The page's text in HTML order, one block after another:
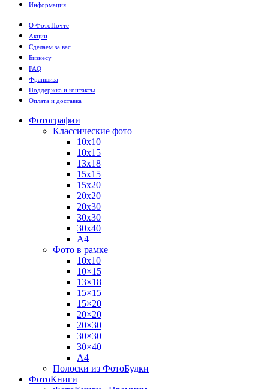
Информация
О ФотоПочте
Акции
Сделаем за вас
Бизнесу
FAQ
Франшиза
Поддержка и контакты
Оплата и доставка
Фотографии
Классические фото
10х10
10х15
13х18
15х15
15х20
20х20
20х30
30х30
30х40
А4
Фото в рамке
10х10
10×15
13×18
15×15
15×20
20×20
20×30
30×30
30×40
A4
Полоски из ФотоБудки
ФотоКниги